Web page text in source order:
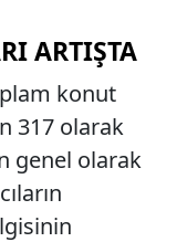
ARTIŞTA
konut
317 olarak
genel olarak